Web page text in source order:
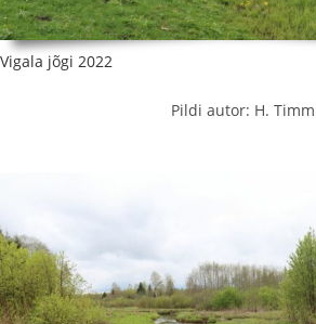
Vigala jõgi 2022
Pildi autor: H. Timm